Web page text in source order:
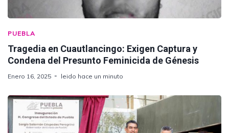
PUEBLA
Tragedia en Cuautlancingo: Exigen Captura y
Condena del Presunto Feminicida de Génesis
Enero 16, 2025 leido hace un minuto